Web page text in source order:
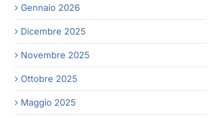
Gennaio 2026
Dicembre 2025
Novembre 2025
Ottobre 2025
Maggio 2025